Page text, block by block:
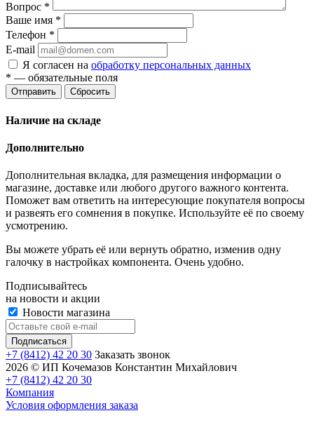
Вопрос *
Ваше имя *
Телефон *
E-mail
Я согласен на обработку персональных данных
* — обязательные поля
Отправить Сбросить
Наличие на складе
Дополнительно
Дополнительная вкладка, для размещения информации о
магазине, доставке или любого другого важного контента.
Поможет вам ответить на интересующие покупателя вопросы
и развеять его сомнения в покупке. Используйте её по своему
усмотрению.
Вы можете убрать её или вернуть обратно, изменив одну
галочку в настройках компонента. Очень удобно.
Подписывайтесь
на новости и акции
Новости магазина
+7 (8412) 42 20 30 Заказать звонок
2026 © ИП Кочемазов Константин Михайлович
+7 (8412) 42 20 30
Компания
Условия оформления заказа